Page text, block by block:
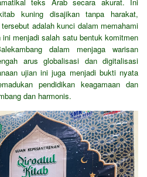
kuning disajikan tanpa harakat,
adalah kunci dalam memahami
menjadi salah satu bentuk komitmen
dalam menjaga warisan
arus globalisasi dan digitalisasi
ujian ini juga menjadi bukti nyata
pendidikan keagamaan dan
dan harmonis.